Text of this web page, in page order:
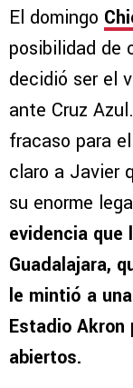
El domingo
posibilidad de
decidió ser el
ante Cruz
fracaso para
claro a Javier
su enorme
evidencia que
Guadalajara,
le mintió a
Estadio
abiertos.